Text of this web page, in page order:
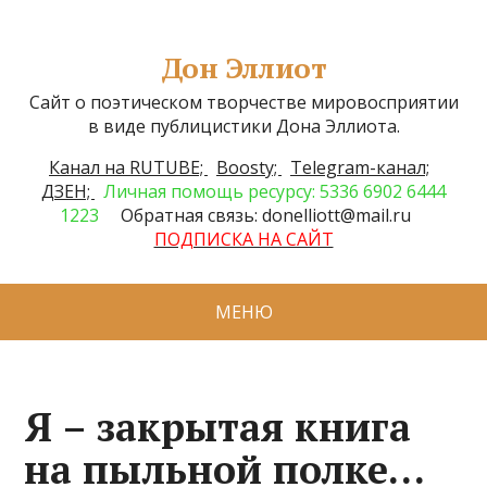
Дон Эллиот
Сайт о поэтическом творчестве мировосприятии
в виде публицистики Дона Эллиота.
Канал на RUTUBE;
Boosty;
Telegram-канал;
ДЗЕН; Личная помощь ресурсу: 5336 6902 6444
1223
Обратная связь: donelliott@mail.ru
ПОДПИСКА НА САЙТ
МЕНЮ
Я – закрытая книга
на пыльной полке…